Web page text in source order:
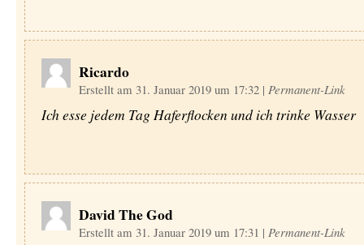
Ricardo
Erstellt am 31. Januar 2019 um 17:32 | Permanent-Link
Ich esse jedem Tag Haferflocken und ich trinke Wasser
David The God
Erstellt am 31. Januar 2019 um 17:31 | Permanent-Link